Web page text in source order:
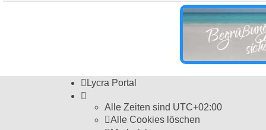
Lycra Portal
Alle Zeiten sind UTC+02:00
Alle Cookies löschen